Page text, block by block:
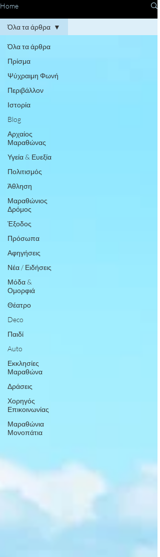
Home
Όλα τα άρθρα
Πρίσμα
Ψύχραιμη Φωνή
Περιβάλλον
Ιστορία
Blog
Αρχαίος
Μαραθώνας
Υγεία & Ευεξία
Πολιτισμός
Άθληση
Μαραθώνιος
Δρόμος
Έξοδος
Πρόσωπα
Αφηγήσεις
Νέα / Ειδήσεις
Μόδα &
Ομορφιά
Θέατρο
Deco
Παιδί
Auto
Εκκλησίες
Μαραθώνα
Δράσεις
Χορηγός
Επικοινωνίας
Μαραθώνια
Μονοπάτια
Όλα τα άρθρα